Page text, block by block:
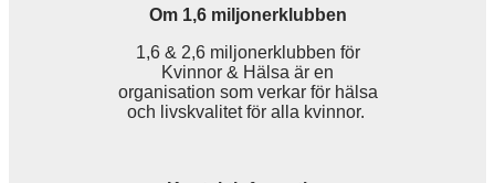
Om 1,6 miljonerklubben
1,6 & 2,6 miljonerklubben för
Kvinnor & Hälsa är en
organisation som verkar för hälsa
och livskvalitet för alla kvinnor.